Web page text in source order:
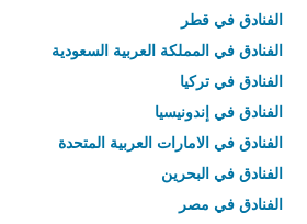
الفنادق في قطر
الفنادق في المملكة العربية السعودية
الفنادق في تركيا
الفنادق في إندونيسيا
الفنادق في الامارات العربية المتحدة
الفنادق في البحرين
الفنادق في مصر